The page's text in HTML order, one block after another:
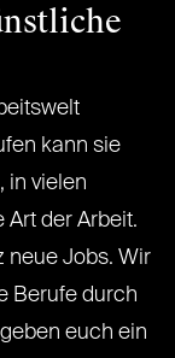
kann sie
, in vielen
Art der Arbeit.
neue Jobs. Wir
Berufe durch
euch ein